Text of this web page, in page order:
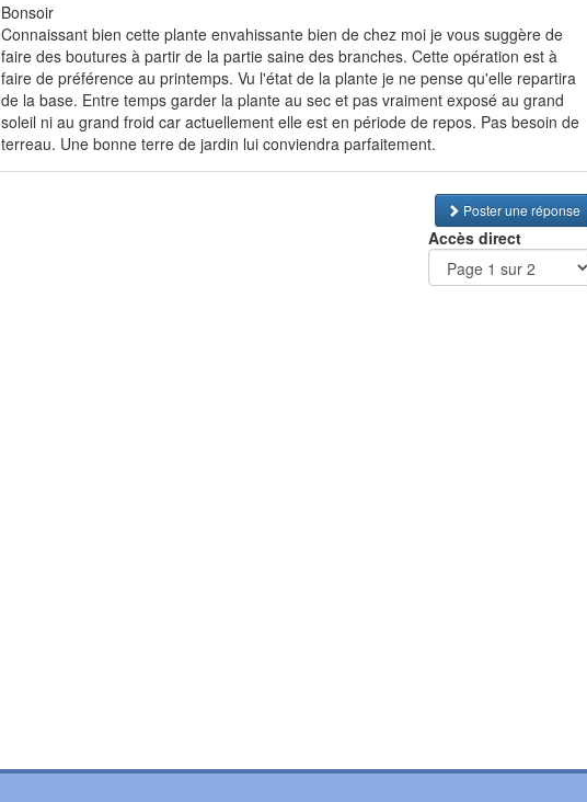
Bonsoir
Connaissant bien cette plante envahissante bien de chez moi je vous suggère de
faire des boutures à partir de la partie saine des branches. Cette opération est à
faire de préférence au printemps. Vu l'état de la plante je ne pense qu'elle repartira
de la base. Entre temps garder la plante au sec et pas vraiment exposé au grand
soleil ni au grand froid car actuellement elle est en période de repos. Pas besoin de
terreau. Une bonne terre de jardin lui conviendra parfaitement.
Poster une réponse
Accès direct